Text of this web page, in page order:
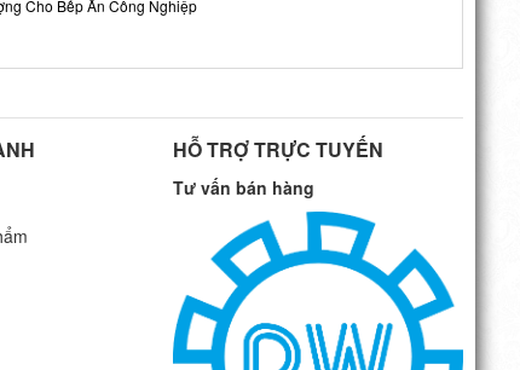
Cho Bếp Ăn Công Nghiệp
HỖ TRỢ TRỰC TUYẾN
Tư vấn bán hàng